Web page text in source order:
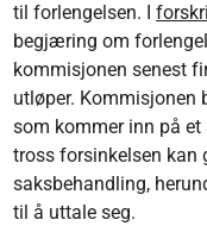
til forlengelsen. I
begjæring om
kommisjonen senest
utløper. Kommisjonen
som kommer inn på
tross forsinkelsen kan
saksbehandling,
til å uttale seg.